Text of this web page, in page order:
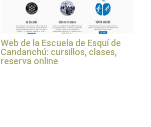
Web de la Escuela de Esquí de
Candanchú: cursillos, clases,
reserva online